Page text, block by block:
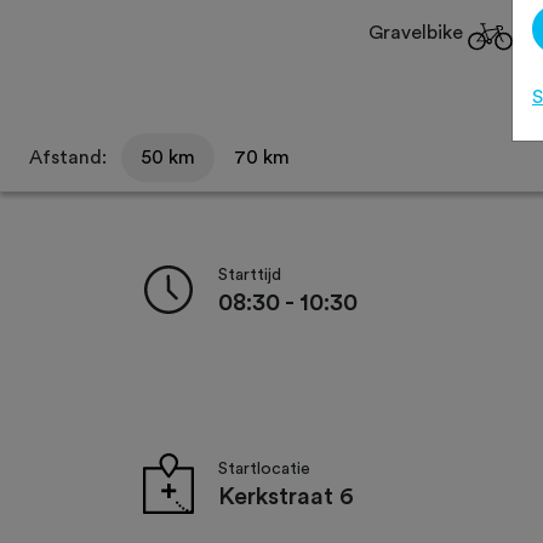
Gravelbike
Afstand: 50 km 70 km
Starttijd
08:30 - 10:30
Startlocatie
Kerkstraat 6